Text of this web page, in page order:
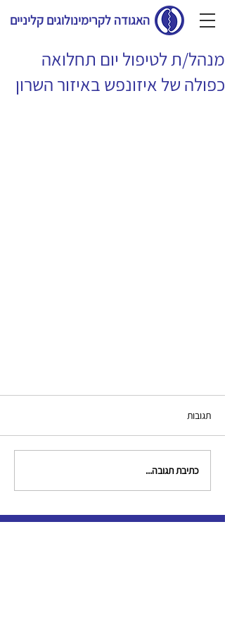
האגודה לקרימינולוגים קליניים
מנהל/ת לטיפול יום תחלואה
כפולה של איזונפש באיזור השרון
תגובות
כתיבת תגובה...